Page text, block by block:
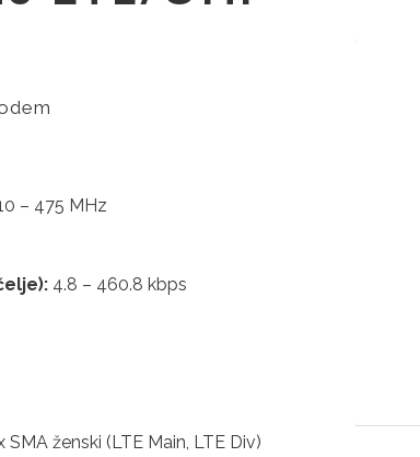
– 475 MHz
4.8 – 460.8 kbps
SMA ženski (LTE Main, LTE Div)